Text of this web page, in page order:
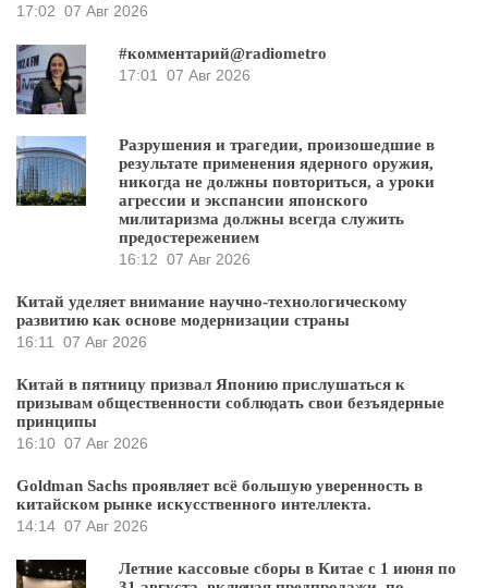
17:02 07 Авг 2026
#комментарий@radiometro
17:01
07 Авг 2026
Разрушения и трагедии, произошедшие в
результате применения ядерного оружия,
никогда не должны повториться, а уроки
агрессии и экспансии японского
милитаризма должны всегда служить
предостережением
16:12 07 Авг 2026
Китай уделяет внимание научно-технологическому
развитию как основе модернизации страны
16:11
07 Авг 2026
Китай в пятницу призвал Японию прислушаться к
призывам общественности соблюдать свои безъядерные
принципы
16:10 07 Авг 2026
Goldman Sachs проявляет всё большую уверенность в
китайском рынке искусственного интеллекта.
14:14 07 Авг 2026
Летние кассовые сборы в Китае с 1 июня по